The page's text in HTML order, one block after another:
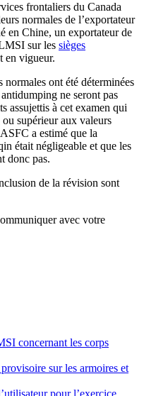
frontaliers du Canada
normales de l’exportateur
en Chine, un exportateur de
sur les sièges
en vigueur.
ont été déterminées
ne seront pas
assujettis à cet examen qui
supérieur aux valeurs
a estimé que la
était négligeable et que les
donc pas.
de la révision sont
avec votre
concernant les corps
sur les armoires et